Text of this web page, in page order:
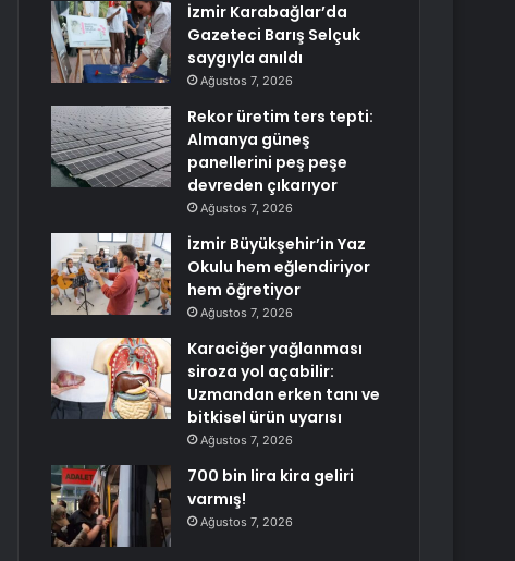
İzmir Karabağlar’da
Gazeteci Barış Selçuk
saygıyla anıldı
Ağustos 7, 2026
Rekor üretim ters tepti:
Almanya güneş
panellerini peş peşe
devreden çıkarıyor
Ağustos 7, 2026
İzmir Büyükşehir’in Yaz
Okulu hem eğlendiriyor
hem öğretiyor
Ağustos 7, 2026
Karaciğer yağlanması
siroza yol açabilir:
Uzmandan erken tanı ve
bitkisel ürün uyarısı
Ağustos 7, 2026
700 bin lira kira geliri
varmış!
Ağustos 7, 2026